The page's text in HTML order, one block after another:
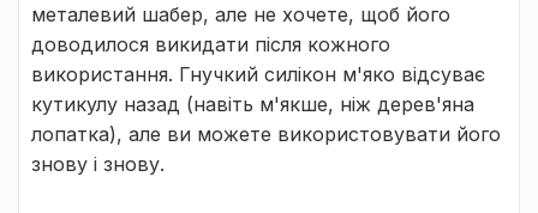
металевий шабер, але не хочете, щоб його
доводилося викидати після кожного
використання. Гнучкий силікон м'яко відсуває
кутикулу назад (навіть м'якше, ніж дерев'яна
лопатка), але ви можете використовувати його
знову і знову.